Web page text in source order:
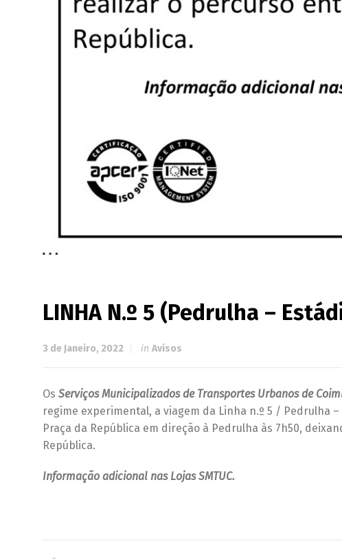
LINHA N.º 5 (Pedrulha –
3 de Janeiro, 2022 in Avisos
Os Serviços Municipalizados de Transportes Urbanos de
regime experimental, a viagem da Linha n.º 5 / Pedrulha
Praça da República em direção à Pedrulha às 7h50,
República.
Informação adicional nas Lojas SMTUC.